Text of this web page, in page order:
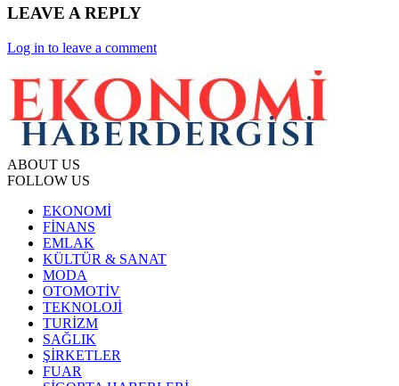
LEAVE A REPLY
Log in to leave a comment
ABOUT US
FOLLOW US
EKONOMİ
FİNANS
EMLAK
KÜLTÜR & SANAT
MODA
OTOMOTİV
TEKNOLOJİ
TURİZM
SAĞLIK
ŞİRKETLER
FUAR